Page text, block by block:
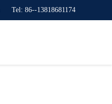
Tel: 86--13818681174